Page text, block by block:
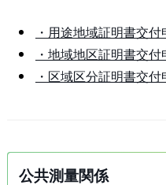
・用途地域証明書交
・地域地区証明書交
・区域区分証明書交
公共測量関係